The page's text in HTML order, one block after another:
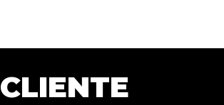
CLIENTE